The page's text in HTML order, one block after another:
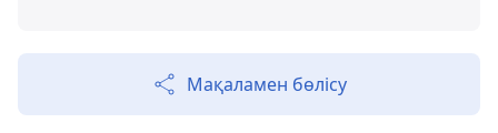
Мақаламен бөлісу